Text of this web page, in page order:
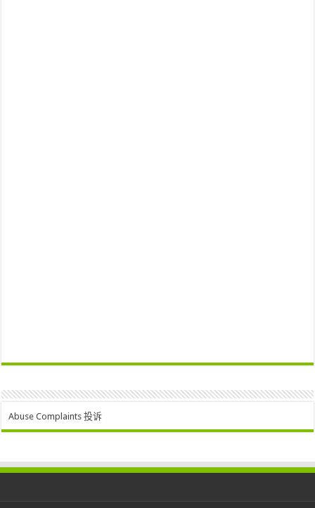
Abuse Complaints 投诉